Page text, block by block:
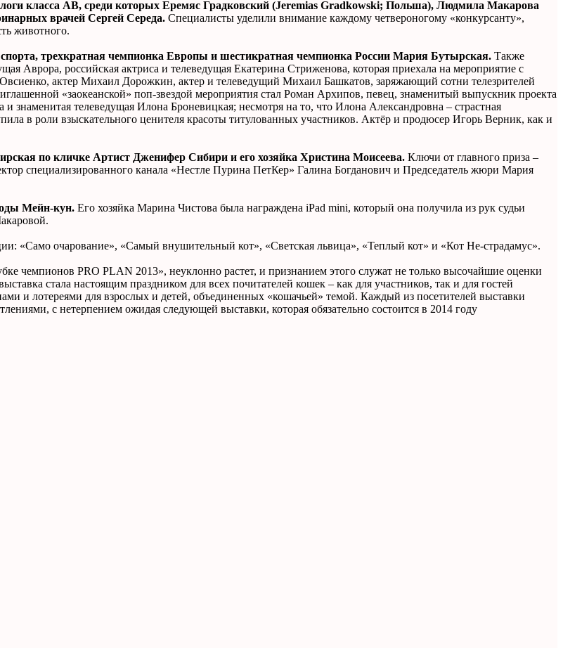
класса AB, среди которых Еремяс Градковский (Jeremias Gradkowski; Польша), Людмила Макарова
врачей Сергей Середа. Специалисты уделили внимание каждому четвероногому «конкурсанту»,
животного.
трехкратная чемпионка Европы и шестикратная чемпионка России Мария Бутырская. Также
Аврора, российская актриса и телеведущая Екатерина Стриженова, которая приехала на мероприятие с
актер Михаил Дорожкин, актер и телеведущий Михаил Башкатов, заряжающий сотни телезрителей
«заокеанской» поп-звездой мероприятия стал Роман Архипов, певец, знаменитый выпускник проекта
знаменитая телеведущая Илона Броневицкая; несмотря на то, что Илона Александровна – страстная
в роли взыскательного ценителя красоты титулованных участников. Актёр и продюсер Игорь Верник, как и
по кличке Артист Дженифер Сибири и его хозяйка Христина Моисеева. Ключи от главного приза –
специализированного канала «Нестле Пурина ПетКер» Галина Богданович и Председатель жюри Мария
Мейн-кун. Его хозяйка Марина Чистова была награждена iPad mini, который она получила из рук судьи
«Само очарование», «Самый внушительный кот», «Светская львица», «Теплый кот» и «Кот Не-страдамус».
чемпионов PRO PLAN 2013», неуклонно растет, и признанием этого служат не только высочайшие оценки
стала настоящим праздником для всех почитателей кошек – как для участников, так и для гостей
и лотереями для взрослых и детей, объединенных «кошачьей» темой. Каждый из посетителей выставки
с нетерпением ожидая следующей выставки, которая обязательно состоится в 2014 году